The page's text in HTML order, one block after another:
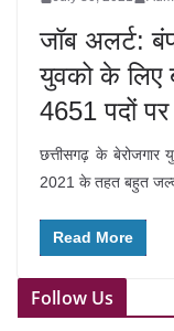
जॉब अलर्ट:
युवको के लिए
4651 पदों पर
छत्तीसगढ़ के बेरोजगार
2021 के तहत बहुत
Read More
Follow Us